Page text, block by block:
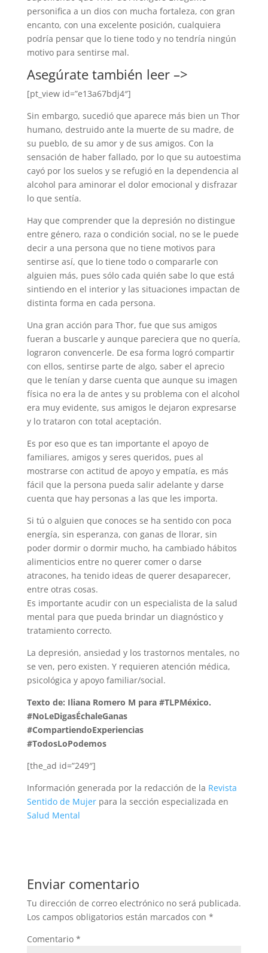
personifica a un dios con mucha fortaleza, con gran
encanto, con una excelente posición, cualquiera
podría pensar que lo tiene todo y no tendría ningún
motivo para sentirse mal.
Asegúrate también leer –>
[pt_view id=”e13a67bdj4″]
Sin embargo, sucedió que aparece más bien un Thor
humano, destruido ante la muerte de su madre, de
su pueblo, de su amor y de sus amigos. Con la
sensación de haber fallado, por lo que su autoestima
cayó por los suelos y se refugió en la dependencia al
alcohol para aminorar el dolor emocional y disfrazar
lo que sentía.
Hay que comprender que la depresión no distingue
entre género, raza o condición social, no se le puede
decir a una persona que no tiene motivos para
sentirse así, que lo tiene todo o compararle con
alguien más, pues sólo cada quién sabe lo que está
sintiendo en el interior y las situaciones impactan de
distinta forma en cada persona.
Una gran acción para Thor, fue que sus amigos
fueran a buscarle y aunque pareciera que no quería,
lograron convencerle. De esa forma logró compartir
con ellos, sentirse parte de algo, saber el aprecio
que le tenían y darse cuenta que aunque su imagen
física no era la de antes y su problema con el alcohol
era muy evidente, sus amigos le dejaron expresarse
y lo trataron con total aceptación.
Es por eso que es tan importante el apoyo de
familiares, amigos y seres queridos, pues al
mostrarse con actitud de apoyo y empatía, es más
fácil que la persona pueda salir adelante y darse
cuenta que hay personas a las que les importa.
Si tú o alguien que conoces se ha sentido con poca
energía, sin esperanza, con ganas de llorar, sin
poder dormir o dormir mucho, ha cambiado hábitos
alimenticios entre no querer comer o darse
atracones, ha tenido ideas de querer desaparecer,
entre otras cosas.
Es importante acudir con un especialista de la salud
mental para que pueda brindar un diagnóstico y
tratamiento correcto.
La depresión, ansiedad y los trastornos mentales, no
se ven, pero existen. Y requieren atención médica,
psicológica y apoyo familiar/social.
Texto de: Iliana Romero M para #TLPMéxico.
#NoLeDigasÉchaleGanas
#CompartiendoExperiencias
#TodosLoPodemos
[the_ad id=”249″]
Información generada por la redacción de la Revista
Sentido de Mujerpara la sección especializada en
Salud Mental
Enviar comentario
Tu dirección de correo electrónico no será publicada.
Los campos obligatorios están marcados con *
Comentario *